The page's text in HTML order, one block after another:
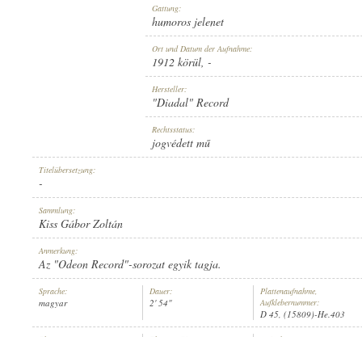
1912 KÖRÜL
"DIADAL" RECORD
PLATTENAUFNAHME:
Gattung:
humoros jelenet
Ort und Datum der Aufnahme:
1912 körül, -
Hersteller:
"Diadal" Record
Rechtsstatus:
jogvédett mű
Titelübersetzung:
-
Sammlung:
Kiss Gábor Zoltán
Anmerkung:
Az "Odeon Record"-sorozat egyik tagja.
Sprache:
magyar
Dauer:
2' 54"
Plattenaufnahme,
Aufklebernummer:
D 45, (15809)-He.403